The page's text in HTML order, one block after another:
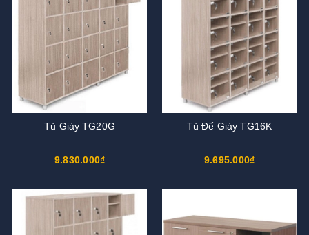
Tủ Giày TG20G
9.830.000₫
Tủ Để Giày TG16K
9.695.000₫